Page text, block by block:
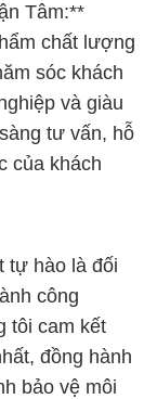
Tâm:**
chất lượng
sóc khách
và giàu
tư vấn, hỗ
của khách
tự hào là đối
công
tôi cam kết
đồng hành
bảo vệ môi